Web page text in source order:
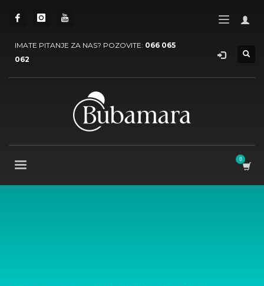
IMATE PITANJE ZA NAS? POZOVITE: 066 065
062